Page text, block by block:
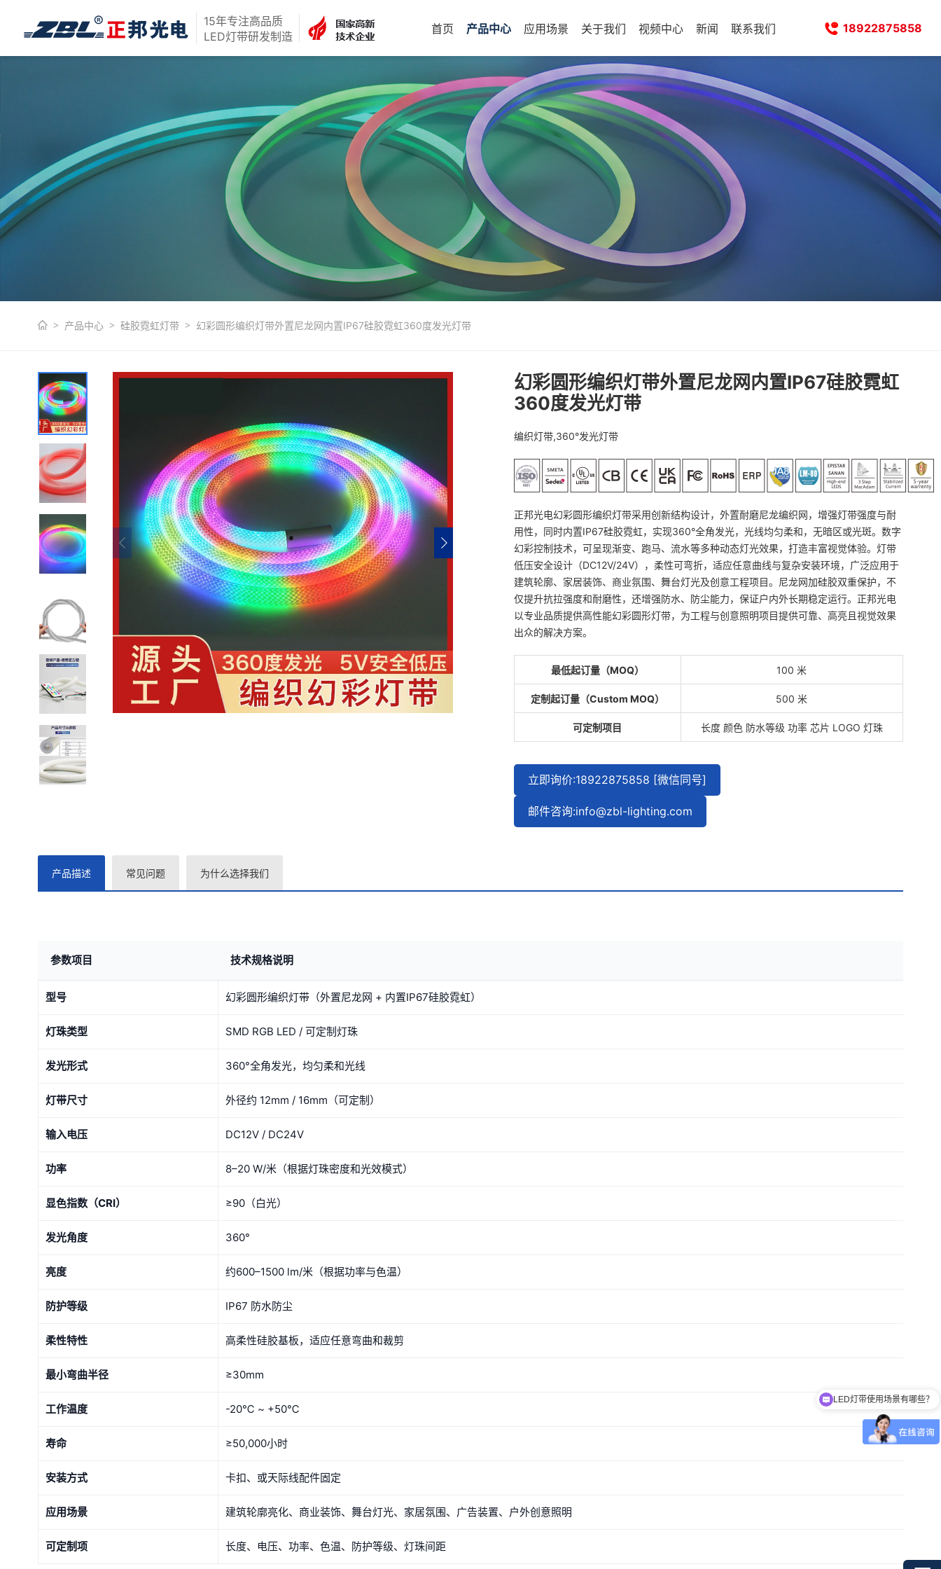
15年专注高品质
LED灯带研发制造
18922875858
首页 产品中心 应用场景 关于我们 视频中心 新闻 联系我们
产品中心 硅胶霓虹灯带 幻彩圆形编织灯带外置尼龙网内置IP67硅胶霓虹360度发光灯带
幻彩圆形编织灯带外置尼龙网内置IP67硅胶霓虹
360度发光灯带
编织灯带,360°发光灯带
正邦光电幻彩圆形编织灯带采用创新结构设计，外置耐磨尼龙编织网，增强灯带强度与耐
用性，同时内置IP67硅胶霓虹，实现360°全角发光，光线均匀柔和，无暗区或光斑。数字
幻彩控制技术，可呈现渐变、跑马、流水等多种动态灯光效果，打造丰富视觉体验。灯带
低压安全设计（DC12V/24V），柔性可弯折，适应任意曲线与复杂安装环境，广泛应用于
建筑轮廓、家居装饰、商业氛围、舞台灯光及创意工程项目。尼龙网加硅胶双重保护，不
仅提升抗拉强度和耐磨性，还增强防水、防尘能力，保证户内外长期稳定运行。正邦光电
以专业品质提供高性能幻彩圆形灯带，为工程与创意照明项目提供可靠、高亮且视觉效果
出众的解决方案。
最低起订量（MOQ） 100 米
定制起订量（Custom MOQ） 500 米
可定制项目 长度 颜色 防水等级 功率 芯片 LOGO 灯珠
立即询价:18922875858 [微信同号]
邮件咨询:info@zbl-lighting.com
产品描述 常见问题 为什么选择我们
参数项目 技术规格说明
型号 幻彩圆形编织灯带（外置尼龙网 + 内置IP67硅胶霓虹）
灯珠类型 SMD RGB LED / 可定制灯珠
发光形式 360°全角发光，均匀柔和光线
灯带尺寸 外径约 12mm / 16mm（可定制）
输入电压 DC12V / DC24V
功率 8–20 W/米（根据灯珠密度和光效模式）
显色指数（CRI） ≥90（白光）
发光角度 360°
亮度 约600–1500 lm/米（根据功率与色温）
防护等级 IP67 防水防尘
柔性特性 高柔性硅胶基板，适应任意弯曲和裁剪
最小弯曲半径 ≥30mm
工作温度 -20℃ ~ +50℃
寿命 ≥50,000小时
安装方式 卡扣、或天际线配件固定
应用场景 建筑轮廓亮化、商业装饰、舞台灯光、家居氛围、广告装置、户外创意照明
可定制项 长度、电压、功率、色温、防护等级、灯珠间距
高压灯带和低压灯带有什么区别？